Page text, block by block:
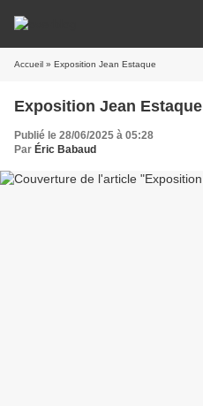
Accueil » Exposition Jean Estaque
Exposition Jean Estaque
Publié le 28/06/2025 à 05:28
Par Éric Babaud